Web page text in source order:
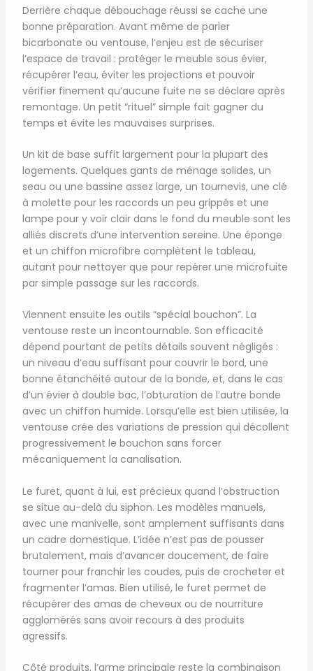
Derrière chaque débouchage réussi se cache une
bonne préparation. Avant même de parler
bicarbonate ou ventouse, l’enjeu est de sécuriser
l’espace de travail : protéger le meuble sous évier,
récupérer l’eau, éviter les projections et pouvoir
vérifier finement qu’aucune fuite ne se déclare après
remontage. Un petit “rituel” simple fait gagner du
temps et évite les mauvaises surprises.
Un kit de base suffit largement pour la plupart des
logements. Quelques gants de ménage solides, un
seau ou une bassine assez large, un tournevis, une clé
à molette pour les raccords un peu grippés et une
lampe pour y voir clair dans le fond du meuble sont les
alliés discrets d’une intervention sereine. Une éponge
et un chiffon microfibre complètent le tableau,
autant pour nettoyer que pour repérer une microfuite
par simple passage sur les raccords.
Viennent ensuite les outils “spécial bouchon”. La
ventouse reste un incontournable. Son efficacité
dépend pourtant de petits détails souvent négligés :
un niveau d’eau suffisant pour couvrir le bord, une
bonne étanchéité autour de la bonde, et, dans le cas
d’un évier à double bac, l’obturation de l’autre bonde
avec un chiffon humide. Lorsqu’elle est bien utilisée, la
ventouse crée des variations de pression qui décollent
progressivement le bouchon sans forcer
mécaniquement la canalisation.
Le furet, quant à lui, est précieux quand l’obstruction
se situe au-delà du siphon. Les modèles manuels,
avec une manivelle, sont amplement suffisants dans
un cadre domestique. L’idée n’est pas de pousser
brutalement, mais d’avancer doucement, de faire
tourner pour franchir les coudes, puis de crocheter et
fragmenter l’amas. Bien utilisé, le furet permet de
récupérer des amas de cheveux ou de nourriture
agglomérés sans avoir recours à des produits
agressifs.
Côté produits, l’arme principale reste la combinaison